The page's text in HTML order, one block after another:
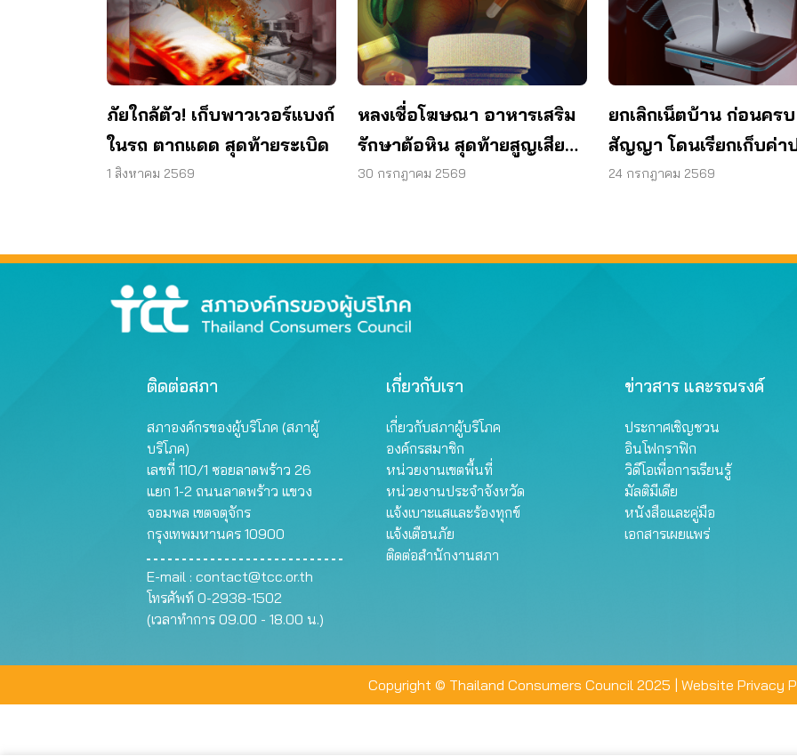
ภัยใกล้ตัว! เก็บพาวเวอร์แบงก์
ในรถ ตากแดด สุดท้ายระเบิด
1 สิงหาคม 2569
หลงเชื่อโฆษณา อาหารเสริม
รักษาต้อหิน สุดท้ายสูญเสียด
วงตา 1 ข้าง
30 กรกฎาคม 2569
ยกเลิกเน็ตบ้าน ก่อนครบ
สัญญา โดนเรียกเก็บค่า
ผู้บริโภคไม่ต้องจ่าย
24 กรกฎาคม 2569
ติดต่อสภา
สภาองค์กรของผู้บริโภค (สภาผู้
บริโภค)
เลขที่ 110/1 ซอยลาดพร้าว 26
แยก 1-2 ถนนลาดพร้าว แขวง
จอมพล เขตจตุจักร
กรุงเทพมหานคร 10900
E-mail : contact@tcc.or.th
โทรศัพท์ 0-2938-1502
(เวลาทำการ 09.00 - 18.00 น.)
เกี่ยวกับเรา
เกี่ยวกับสภาผู้บริโภค
องค์กรสมาชิก
หน่วยงานเขตพื้นที่
หน่วยงานประจำจังหวัด
แจ้งเบาะแสและร้องทุกข์
แจ้งเตือนภัย
ติดต่อสำนักงานสภา
ข่าวสาร และรณรงค์
ประกาศเชิญชวน
อินโฟกราฟิก
วิดีโอเพื่อการเรียนรู้
มัลติมีเดีย
หนังสือและคู่มือ
เอกสารเผยแพร่
Copyright © Thailand Consumers Council 2025 | Website Privacy